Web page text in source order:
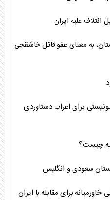
علیه ایران
به معنای عفو قاتل خاشقجی
برای اعراب دستاوردی
چیست؟
سعودی و انگلیس
خاورمیانه برای مقابله با ایران